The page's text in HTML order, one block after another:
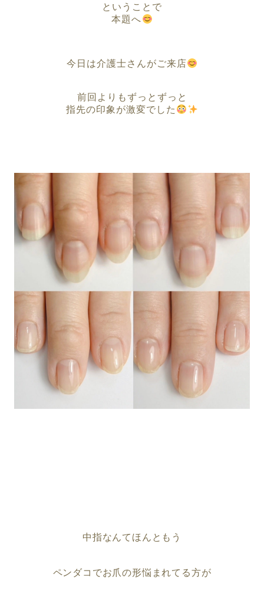
ということで
本題へ
今日は介護士さんがご来店
前回よりもずっとずっと
指先の印象が激変でした
中指なんてほんともう
ペンダコでお爪の形悩まれてる方が